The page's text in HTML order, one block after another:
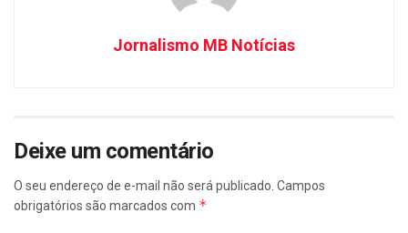
Jornalismo MB Notícias
Deixe um comentário
O seu endereço de e-mail não será publicado. Campos
obrigatórios são marcados com *